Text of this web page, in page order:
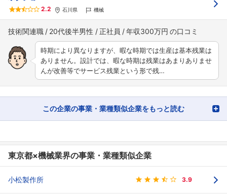
2.2 石川県 機械
技術関連職 20代後半男性 正社員 年収300万円
時期により異なりますが、暇な時期では生産は基本残業は
ありません。設計では、暇な時期は残業はあまりありませ
んが改善等でサービス残業という形で残…
この企業の事業・業種類似企業をもっと読む
東京都×機械業界の事業・業種類似企業
小松製作所 3.9